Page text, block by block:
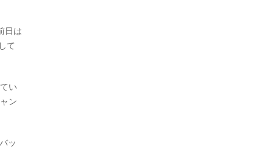
日は
て
い
ン
ッ